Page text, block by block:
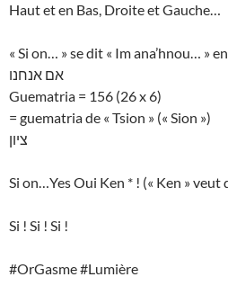
Haut et en Bas, Droite et Gauche…
« Si on… » se dit « Im ana’hnou… »
אם אנחנו
Guematria = 156 (26 x 6)
= guematria de « Tsion » (« Sion »)
ציון
Si on…Yes Oui Ken * ! (« Ken » veut
Si ! Si ! Si !
#OrGasme #Lumière